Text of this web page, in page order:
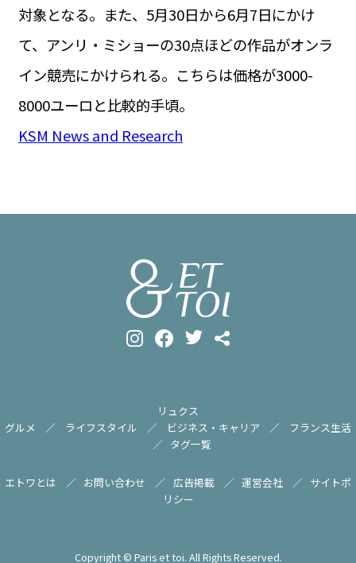
対象となる。また、5月30日から6月7日にかけ
て、アンリ・ミショーの30点ほどの作品がオンラ
イン競売にかけられる。こちらは価格が3000-
8000ユーロと比較的手頃。
KSM News and Research
リュクス
グルメ
ライフスタイル ビジネス・キャリア
フランス生活
タグ一覧
エトワとは お問い合わせ 広告掲載 運営会社
サイトポ
リシー
Copyright © Paris et toi. All Rights Reserved.